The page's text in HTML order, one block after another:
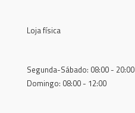
Loja física
Segunda-Sábado: 08:00 - 20:00
Domingo: 08:00 - 12:00